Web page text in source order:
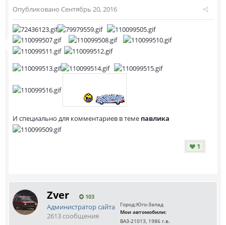
Опубликовано Сентябрь 20, 2016
И специально для комментариев в теме павлика
1
Zver 103
Администратор сайта
2613 сообщения
Город:Юго-Запад
Мои автомобили:
ВАЗ-21013, 1986 г.в.